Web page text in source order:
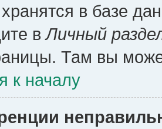
хранятся в базе
вЛичный
Там вы
к началу